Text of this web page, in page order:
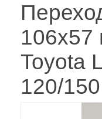
106x57
Toyota
120/150